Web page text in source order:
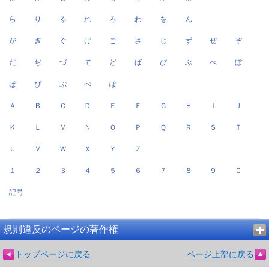
ら り る れ ろ わ を ん
が ぎ ぐ げ ご ざ じ ず ぜ ぞ
だ ぢ づ で ど ば び ぶ べ ぼ
ぱ ぴ ぷ ぺ ぽ
Ａ Ｂ Ｃ Ｄ Ｅ Ｆ Ｇ Ｈ Ｉ Ｊ
Ｋ Ｌ Ｍ Ｎ Ｏ Ｐ Ｑ Ｒ Ｓ Ｔ
Ｕ Ｖ Ｗ Ｘ Ｙ Ｚ
１ ２ ３ ４ ５ ６ ７ ８ ９ ０
記号
規則違反のページの著作権
トップページに戻る ページ上部に戻る